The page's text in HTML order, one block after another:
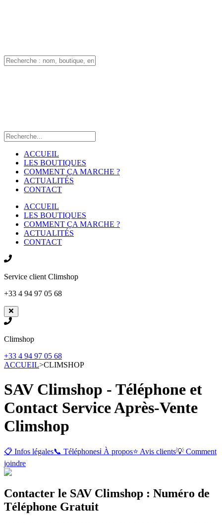
ACCUEIL
LES BOUTIQUES
COMMENT ÇA MARCHE ?
ACTUALITÉS
CONTACT
ACCUEIL
LES BOUTIQUES
COMMENT ÇA MARCHE ?
ACTUALITÉS
CONTACT
Service client Climshop
+33 4 94 97 05 68
Climshop
+33 4 94 97 05 68
ACCUEIL>CLIMSHOP
SAV Climshop - Téléphone et
Contact Service Après-Vente
Climshop
📋 Infos légales📞 Téléphonesℹ️ À propos⭐ Avis clients💡 Comment
joindre
Contacter le SAV Climshop : Numéro de
Téléphone Gratuit